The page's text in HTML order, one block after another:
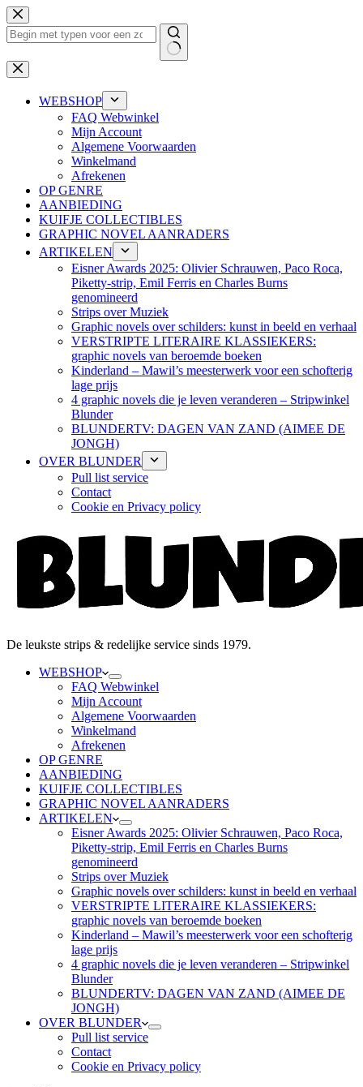
Ga
naar
de
Geen
resultaten
WEBSHOP
FAQ Webwinkel
Mijn Account
Algemene Voorwaarden
Winkelmand
Afrekenen
OP GENRE
AANBIEDING
KUIFJE COLLECTIBLES
GRAPHIC NOVEL AANRADERS
ARTIKELEN
Eisner Awards 2025: Olivier Schrauwen, Paco Roca,
Piketty-strip, Emil Ferris en Charles Burns
genomineerd
Strips over Muziek
Graphic novels over schilders: kunst in beeld en verhaal
VERSTRIPTE LITERAIRE KLASSIEKERS:
graphic novels van beroemde boeken
Kinderland – Mawil’s meesterwerk voor een schofterig
lage prijs
4 graphic novels die je leven veranderen – Stripwinkel
Blunder
BLUNDERTV: DAGEN VAN ZAND (AIMEE DE
JONGH)
OVER BLUNDER
Pull list service
Contact
Cookie en Privacy policy
De leukste strips & redelijke service sinds 1979.
WEBSHOP
FAQ Webwinkel
Mijn Account
Algemene Voorwaarden
Winkelmand
Afrekenen
OP GENRE
AANBIEDING
KUIFJE COLLECTIBLES
GRAPHIC NOVEL AANRADERS
ARTIKELEN
Eisner Awards 2025: Olivier Schrauwen, Paco Roca,
Piketty-strip, Emil Ferris en Charles Burns
genomineerd
Strips over Muziek
Graphic novels over schilders: kunst in beeld en verhaal
VERSTRIPTE LITERAIRE KLASSIEKERS:
graphic novels van beroemde boeken
Kinderland – Mawil’s meesterwerk voor een schofterig
lage prijs
4 graphic novels die je leven veranderen – Stripwinkel
Blunder
BLUNDERTV: DAGEN VAN ZAND (AIMEE DE
JONGH)
OVER BLUNDER
Pull list service
Contact
Cookie en Privacy policy